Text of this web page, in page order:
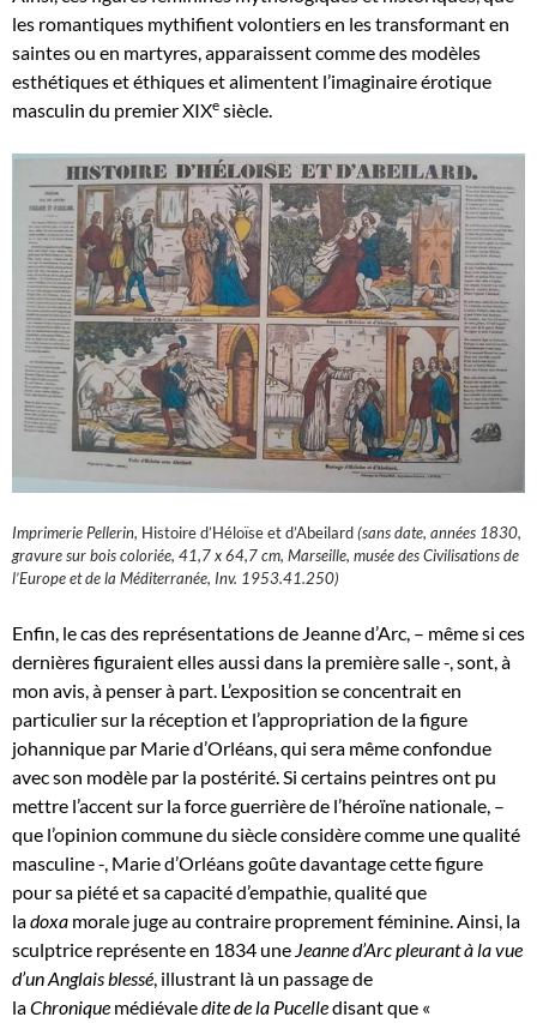
les romantiques mythifient volontiers en les transformant en
saintes ou en martyres, apparaissent comme des modèles
esthétiques et éthiques et alimentent l’imaginaire érotique
masculin du premier XIXe siècle.
Imprimerie Pellerin, Histoire d’Héloïse et d’Abeilard(sans date, années 1830,
gravure sur bois coloriée, 41,7 x 64,7 cm, Marseille, musée des Civilisations de
l’Europe et de la Méditerranée, Inv. 1953.41.250)
Enfin, le cas des représentations de Jeanne d’Arc, – même si ces
dernières figuraient elles aussi dans la première salle -, sont, à
mon avis, à penser à part. L’exposition se concentrait en
particulier sur la réception et l’appropriation de la figure
johannique par Marie d’Orléans, qui sera même confondue
avec son modèle par la postérité. Si certains peintres ont pu
mettre l’accent sur la force guerrière de l’héroïne nationale, –
que l’opinion commune du siècle considère comme une qualité
masculine -, Marie d’Orléans goûte davantage cette figure
pour sa piété et sa capacité d’empathie, qualité que
ladoxa morale juge au contraire proprement féminine. Ainsi, la
sculptrice représente en 1834 une Jeanne d’Arc pleurant à la vue
d’un Anglais blessé, illustrant là un passage de
laChronique médiévaledite de la Pucelledisant que «